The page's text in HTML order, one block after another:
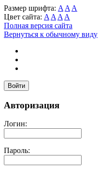
Размер шрифта: A A A
Цвет сайта: A A A A
Полная версия сайта
Вернуться к обычному виду
Войти
Авторизация
Логин:
Пароль: